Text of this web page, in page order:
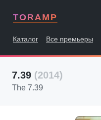
TORAMP
Каталог Все премьеры
7.39 (2014)
The 7.39